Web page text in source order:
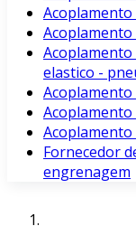
elastico -
Acoplamento
Fornecedor
engrenagem